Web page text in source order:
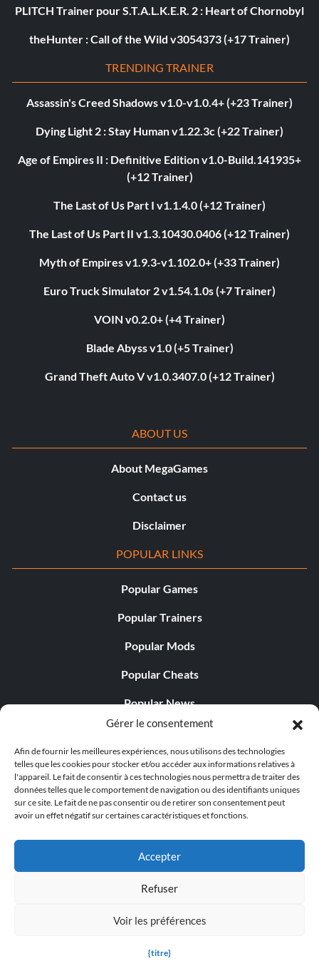
Gérer le consentement
Afin de fournir les meilleures expériences, nous utilisons des technologies
telles que les cookies pour stocker et/ou accéder aux informations relatives à
l'appareil. Le fait de consentir à ces technologies nous permettra de traiter des
données telles que le comportement de navigation ou des identifiants uniques
sur ce site. Le fait de ne pas consentir ou de retirer son consentement peut
avoir un effet négatif sur certaines caractéristiques et fonctions.
Accepter
Refuser
Voir les préférences
{titre}
PLITCH Trainer pour S.T.A.L.K.E.R. 2 : Heart of Chornobyl
theHunter : Call of the Wild v3054373 (+17 Trainer)
TRENDING TRAINER
Assassin's Creed Shadows v1.0-v1.0.4+ (+23 Trainer)
Dying Light 2 : Stay Human v1.22.3c (+22 Trainer)
Age of Empires II : Definitive Edition v1.0-Build.141935+
(+12 Trainer)
The Last of Us Part I v1.1.4.0 (+12 Trainer)
The Last of Us Part II v1.3.10430.0406 (+12 Trainer)
Myth of Empires v1.9.3-v1.102.0+ (+33 Trainer)
Euro Truck Simulator 2 v1.54.1.0s (+7 Trainer)
VOIN v0.2.0+ (+4 Trainer)
Blade Abyss v1.0 (+5 Trainer)
Grand Theft Auto V v1.0.3407.0 (+12 Trainer)
ABOUT US
About MegaGames
Contact us
Disclaimer
POPULAR LINKS
Popular Games
Popular Trainers
Popular Mods
Popular Cheats
Popular News
Popular Editorials
Popular Free Games
LATEST UPDATES
© 1998 - 2026 MegaGames.com All rights reserved
Settings